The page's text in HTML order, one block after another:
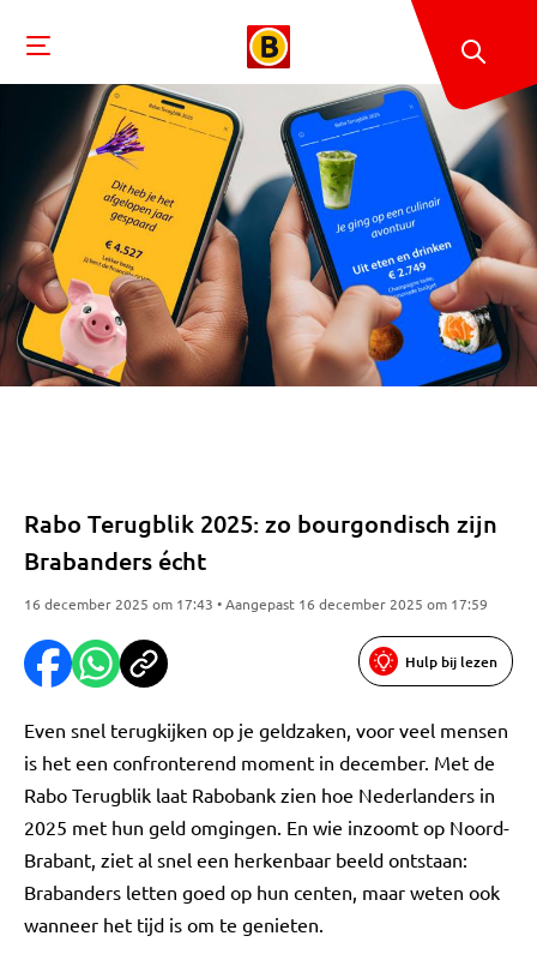
Rabo Terugblik 2025: zo bourgondisch zijn
Brabanders écht
16 december 2025 om 17:43 • Aangepast 16 december 2025 om 17:59
Hulp bij lezen
Even snel terugkijken op je geldzaken, voor veel mensen
is het een confronterend moment in december. Met de
Rabo Terugblik laat Rabobank zien hoe Nederlanders in
2025 met hun geld omgingen. En wie inzoomt op Noord-
Brabant, ziet al snel een herkenbaar beeld ontstaan:
Brabanders letten goed op hun centen, maar weten ook
wanneer het tijd is om te genieten.